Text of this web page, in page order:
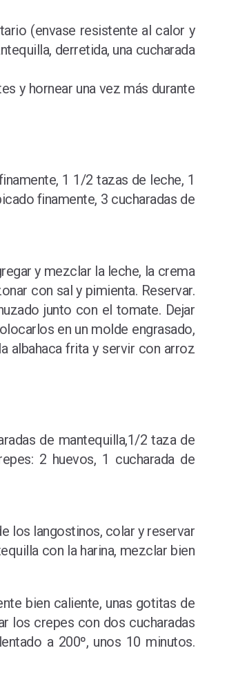
(envase resistente al calor y
derretida, una cucharada
y hornear una vez más durante
1 1/2 tazas de leche, 1
finamente, 3 cucharadas de
y mezclar la leche, la crema
con sal y pimienta. Reservar.
junto con el tomate. Dejar
en un molde engrasado,
albahaca frita y servir con arroz
de mantequilla,1/2 taza de
2 huevos, 1 cucharada de
los langostinos, colar y reservar
con la harina, mezclar bien
bien caliente, unas gotitas de
los crepes con dos cucharadas
a 200º, unos 10 minutos.